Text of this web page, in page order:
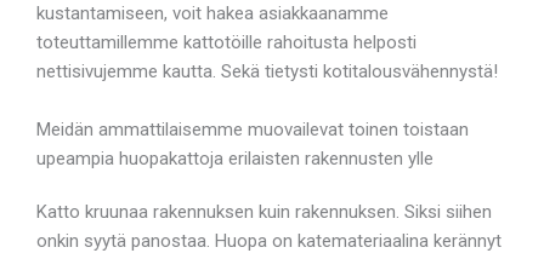
kustantamiseen, voit hakea asiakkaanamme
toteuttamillemme kattotöille rahoitusta helposti
nettisivujemme kautta. Sekä tietysti kotitalousvähennystä!
Meidän ammattilaisemme muovailevat toinen toistaan
upeampia huopakattoja erilaisten rakennusten ylle
Katto kruunaa rakennuksen kuin rakennuksen. Siksi siihen
onkin syytä panostaa. Huopa on katemateriaalina kerännyt